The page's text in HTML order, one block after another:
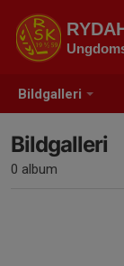
Bildgalleri
Bildgalleri
0 album